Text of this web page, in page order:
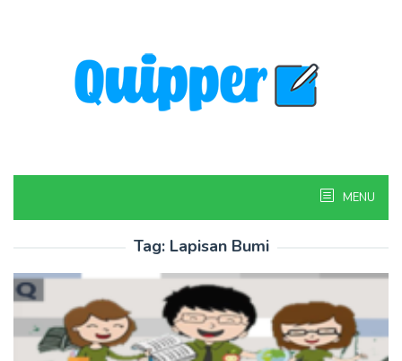
MENU
Tag: Lapisan Bumi